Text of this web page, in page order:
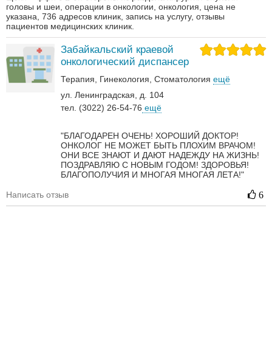
головы и шеи, операции в онкологии, онкология, цена не
указана, 736 адресов клиник, запись на услугу, отзывы
пациентов медицинских клиник.
Забайкальский краевой
онкологический диспансер
Терапия Гинекология Стоматология ещё
ул. Ленинградская, д. 104
тел. (3022) 26-54-76 ещё
"БЛАГОДАРЕН ОЧЕНЬ! ХОРОШИЙ ДОКТОР!
ОНКОЛОГ НЕ МОЖЕТ БЫТЬ ПЛОХИМ ВРАЧОМ!
ОНИ ВСЕ ЗНАЮТ И ДАЮТ НАДЕЖДУ НА ЖИЗНЬ!
ПОЗДРАВЛЯЮ С НОВЫМ ГОДОМ! ЗДОРОВЬЯ!
БЛАГОПОЛУЧИЯ И МНОГАЯ МНОГАЯ ЛЕТА!"
Написать отзыв 6